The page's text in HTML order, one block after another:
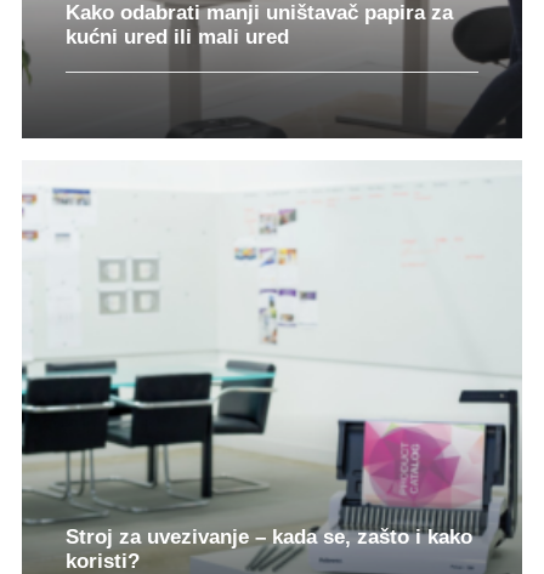
Kako odabrati manji uništavač papira za
kućni ured ili mali ured
Stroj za uvezivanje – kada se, zašto i kako
koristi?